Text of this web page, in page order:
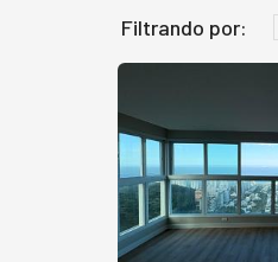
Filtrando por: